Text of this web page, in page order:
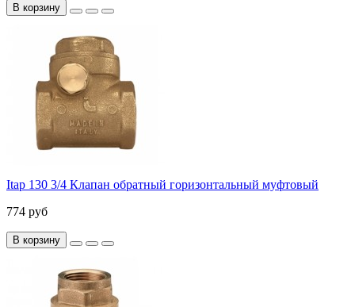
В корзину
Itap 130 3/4 Клапан обратный горизонтальный муфтовый
774 руб
В корзину